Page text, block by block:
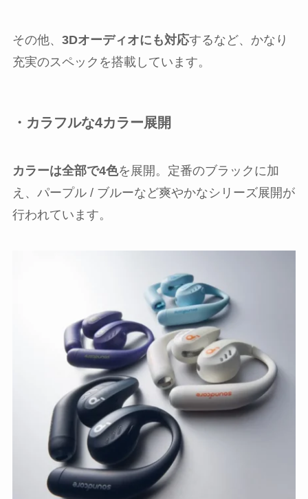
その他、 3Dオーディオにも対応するなど、かなり
充実のスペックを搭載しています。
・カラフルな4カラー展開
カラーは全部で4色を展開。定番のブラックに加
え、パープル / ブルーなど爽やかなシリーズ展開が
行われています。